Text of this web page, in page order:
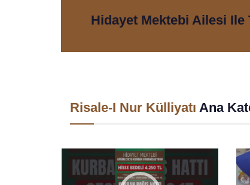
Hidayet Mektebi Ailesi Ile
Risale-I Nur Külliyatı Ana